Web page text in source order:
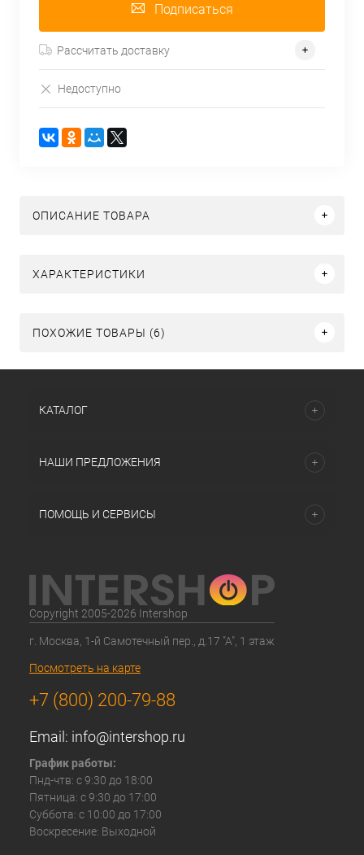
Подписаться
Рассчитать доставку
Недоступно
ОПИСАНИЕ ТОВАРА
ХАРАКТЕРИСТИКИ
ПОХОЖИЕ ТОВАРЫ (6)
КАТАЛОГ
НАШИ ПРЕДЛОЖЕНИЯ
ПОМОЩЬ И СЕРВИСЫ
Copyright 2005-2026 Intershop
г. Москва, 1-й Самотечный пер., д.17 "А", 1 этаж
Посмотреть на карте
+7 (800) 200-79-88
Email: info@intershop.ru
График работы:
Пнд-чтв: с 9:30 до 18:00
Пятница: с 9:30 до 17:00
Суббота: с 10:00 до 17:00
Воскресение: Выходной